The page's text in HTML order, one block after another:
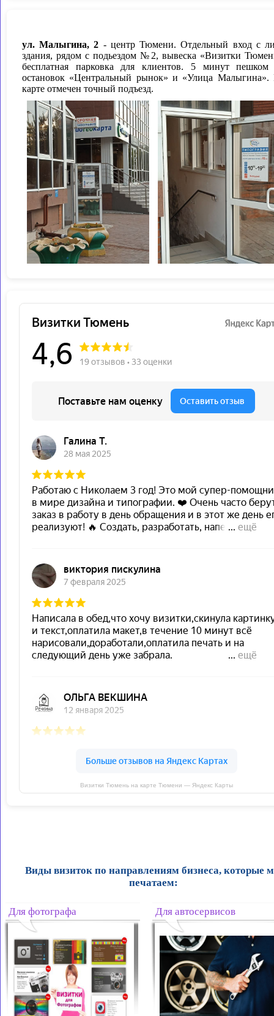
ул. Малыгина, 2 - центр Тюмени. Отдельный вход с
здания, рядом с подьездом №2, вывеска «Визитки
бесплатная парковка для клиентов. 5 минут пешком
остановок «Центральный рынок» и «Улица Малыгина».
карте отмечен точный подъезд.
Визитки Тюмень на карте Тюмени — Яндекс Карты
Виды визиток по направлениям бизнеса, которые
печатаем:
Для фотографа Для автосервисов